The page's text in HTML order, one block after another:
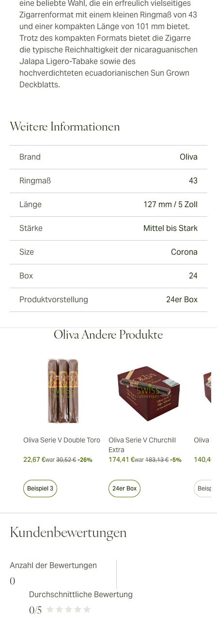
eine beliebte Wahl, die ein erfreulich vielseitiges
Zigarrenformat mit einem kleinen Ringmaß von 43
und einer kompakten Länge von 101 mm bietet.
Trotz des kompakten Formats bietet die Zigarre
die typische Reichhaltigkeit der nicaraguanischen
Jalapa Ligero-Tabake sowie des
hochverdichteten ecuadorianischen Sun Grown
Deckblatts.
Weitere Informationen
Brand Oliva
Ringmaß 43
Länge 127 mm / 5 Zoll
Stärke Mittel bis Stark
Size Corona
Box 24
Produktvorstellung 24er Box
Oliva Andere Produkte
Oliva Serie V Double Toro
22,67 €war 30,52 € -26%
Beispiel 3
Oliva Serie V Churchill
Extra
174,41 €war 183,13 € -5%
24er Box
Oliva
140,40
Kundenbewertungen
Anzahl der Bewertungen
0
Durchschnittliche Bewertung
0/5